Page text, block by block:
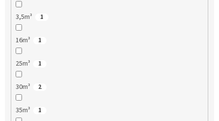
3,5m³ 1
16m³ 1
25m³ 1
30m³ 2
35m³ 1